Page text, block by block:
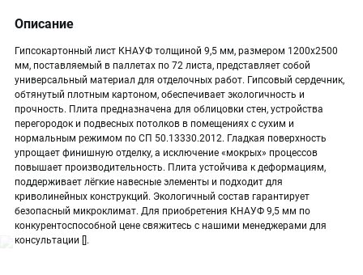
Описание
Гипсокартонный лист КНАУФ толщиной 9,5 мм, размером 1200х2500
мм, поставляемый в паллетах по 72 листа, представляет собой
универсальный материал для отделочных работ. Гипсовый сердечник,
обтянутый плотным картоном, обеспечивает экологичность и
прочность. Плита предназначена для облицовки стен, устройства
перегородок и подвесных потолков в помещениях с сухим и
нормальным режимом по СП 50.13330.2012. Гладкая поверхность
упрощает финишную отделку, а исключение «мокрых» процессов
повышает производительность. Плита устойчива к деформациям,
поддерживает лёгкие навесные элементы и подходит для
криволинейных конструкций. Экологичный состав гарантирует
безопасный микроклимат. Для приобретения КНАУФ 9,5 мм по
конкурентоспособной цене свяжитесь с нашими менеджерами для
консультации [].